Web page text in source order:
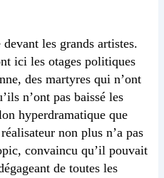
les grands artistes.
ici les otages politiques
des martyres qui n’ont
n’ont pas baissé les
hyperdramatique que
non plus n’a pas
convaincu qu’il pouvait
de toutes les